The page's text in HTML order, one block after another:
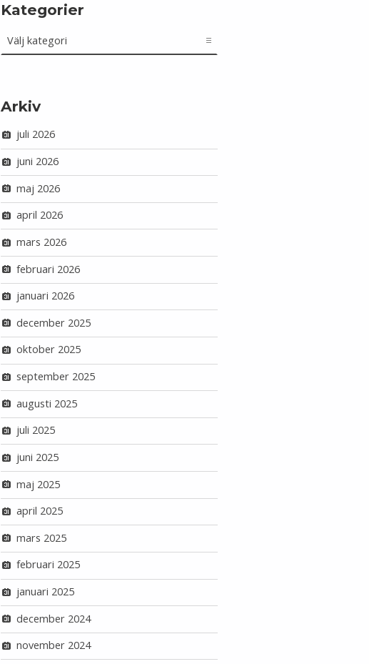
Kategorier
Arkiv
juli 2026
juni 2026
maj 2026
april 2026
mars 2026
februari 2026
januari 2026
december 2025
oktober 2025
september 2025
augusti 2025
juli 2025
juni 2025
maj 2025
april 2025
mars 2025
februari 2025
januari 2025
december 2024
november 2024